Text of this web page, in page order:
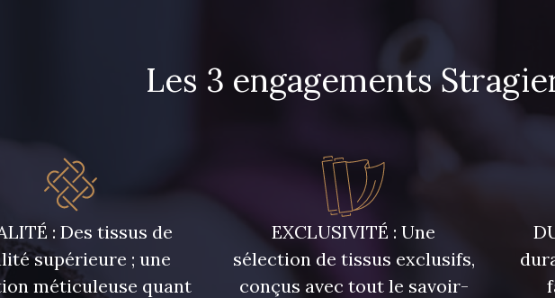
Les 3 engagements
: Des tissus de
supérieure ; une
méticuleuse quant
EXCLUSIVITÉ : Une
sélection de tissus exclusifs,
conçus avec tout le savoir-